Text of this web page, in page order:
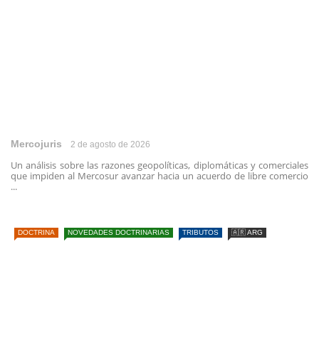
Mercojuris 2 de agosto de 2026
Un análisis sobre las razones geopolíticas, diplomáticas y comerciales
que impiden al Mercosur avanzar hacia un acuerdo de libre comercio
...
DOCTRINA NOVEDADES DOCTRINARIAS TRIBUTOS 🇦🇷 ARG